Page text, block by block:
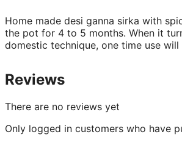
Home made desi ganna sirka with
the pot for 4 to 5 months. When it
domestic technique, one time use
Reviews
There are no reviews yet
Only logged in customers who have